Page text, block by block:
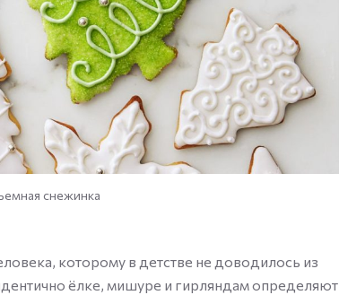
снежинка
которому в детстве не доводилось из
ёлке, мишуре и гирляндам определяют